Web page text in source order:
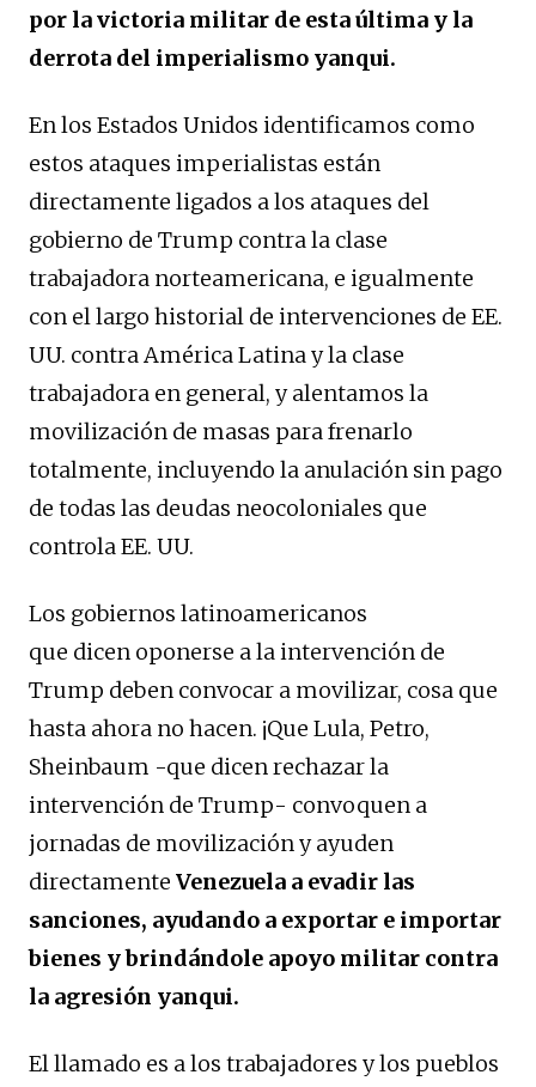
por la victoria militar de esta última y la
derrota del imperialismo yanqui.
En los Estados Unidos identificamos como
estos ataques imperialistas están
directamente ligados a los ataques del
gobierno de Trump contra la clase
trabajadora norteamericana, e igualmente
con el largo historial de intervenciones de EE.
UU. contra América Latina y la clase
trabajadora en general, y alentamos la
movilización de masas para frenarlo
totalmente, incluyendo la anulación sin pago
de todas las deudas neocoloniales que
controla EE. UU.
Los gobiernos latinoamericanos
que dicen oponerse a la intervención de
Trump deben convocar a movilizar, cosa que
hasta ahora no hacen. ¡Que Lula, Petro,
Sheinbaum -que dicen rechazar la
intervención de Trump- convoquen a
jornadas de movilización y ayuden
directamente Venezuela a evadir las
sanciones, ayudando a exportar e importar
bienes y brindándole apoyo militar contra
la agresión yanqui.
El llamado es a los trabajadores y los pueblos